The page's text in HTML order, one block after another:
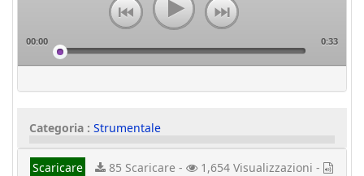
00:00 0:33
Categoria : Strumentale
Scaricare 85 Scaricare -
1,654 Visualizzazioni -